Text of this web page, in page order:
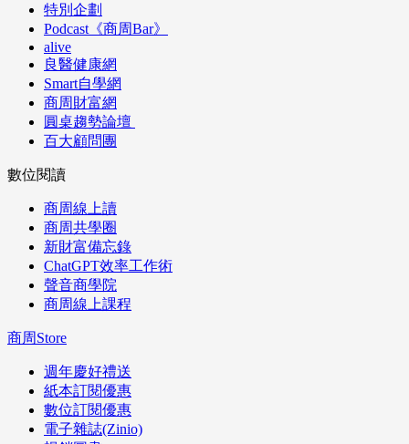
特別企劃
Podcast《商周Bar》
alive
良醫健康網
Smart自學網
商周財富網
圓桌趨勢論壇
百大顧問團
數位閱讀
商周線上讀
商周共學圈
新財富備忘錄
ChatGPT效率工作術
聲音商學院
商周線上課程
商周Store
週年慶好禮送
紙本訂閱優惠
數位訂閱優惠
電子雜誌(Zinio)